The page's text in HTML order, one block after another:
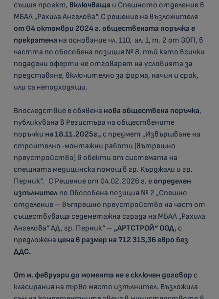
същия проект, включваща и Спешното отделение в
МБАЛ „Рахила Ангелова“. С решение на възложителя
от 04 октомври 2024 г. обществената поръчка е
прекратена на основание чл. 110, ал. 1, т. 2 от ЗОП, в
частта по обособена позиция № 8, тъй като всички
подадени оферти не отговарят на условията за
представяне, включително за форма, начин и срок,
или са неподходящи.
Впоследствие е обявена нова обществена поръчка,
публикувана в Регистъра на обществените
поръчки на 18.11.2025г., с предмет „Извършване на
строително-монтажни работи (вътрешно
преустройство) в обекти от системата на
спешната медицинска помощ в гр. Кърджали и гр.
Перник“. С Решение от 04.02.2026 г. е определен
изпълнител по Обособена позиция № 2 „Спешно
отделение – вътрешно преустройство на част от
съществуваща седеметажна сграда на МБАЛ „Рахила
Ангелова“ АД, гр. Перник“ – „АРТСТРОЙ“ ООД, с
предложена цена в размер на 712 313,36 евро без
ДДС.
От м. февруари до момента не е сключен договор с
класирания на първо място изпълнител. Възложила